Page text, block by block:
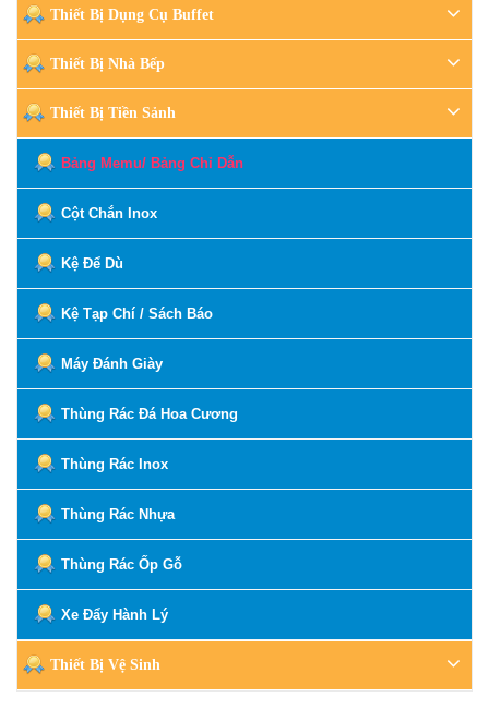
Thiết Bị Dụng Cụ Buffet
Thiết Bị Nhà Bếp
Thiết Bị Tiền Sảnh
Bảng Memu/ Bảng Chỉ Dẫn
Cột Chắn Inox
Kệ Để Dù
Kệ Tạp Chí / Sách Báo
Máy Đánh Giày
Thùng Rác Đá Hoa Cương
Thùng Rác Inox
Thùng Rác Nhựa
Thùng Rác Ốp Gỗ
Xe Đẩy Hành Lý
Thiết Bị Vệ Sinh